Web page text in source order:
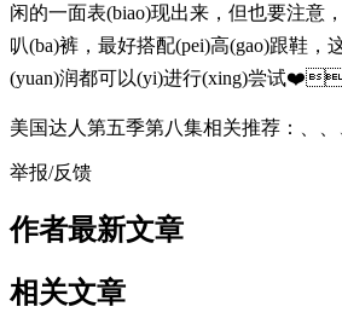
闲的一面表(biao)现出来，但也要注意，
叭(ba)裤，最好搭配(pei)高(gao)跟鞋，
(yuan)润都可以(yi)进行(xing)尝试
美国达人第五季第八集相关推荐：、、
举报/反馈
作者最新文章
相关文章